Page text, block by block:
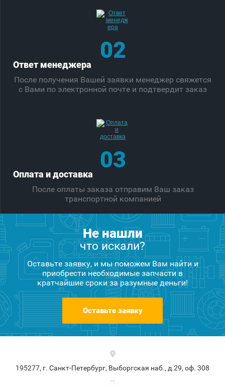
02
Ответ менеджера
После получения Вашей заявки менеджер свяжется
с Вами по электронной почте и подтвердит заказ
03
Оплата и доставка
После оплаты заказа отправим Ваш заказ
транспортной компанией
Не нашли
что искали?
Оставьте заявку, и мы поможем Вам найти и
приобрести необходимые запчасти в
кратчайшие сроки за разумные деньги!
Оставьте заявку
195277, г. Санкт-Петербург, Выборгская наб., д.29, оф. 308